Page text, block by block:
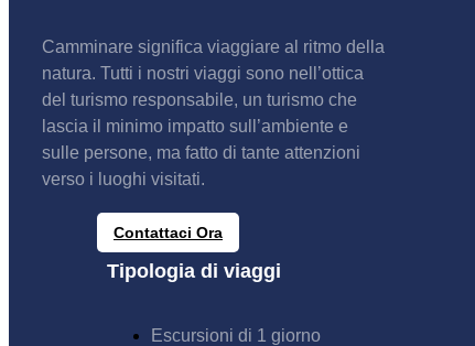
Camminare significa viaggiare al ritmo della
natura. Tutti i nostri viaggi sono nell’ottica
del turismo responsabile, un turismo che
lascia il minimo impatto sull’ambiente e
sulle persone, ma fatto di tante attenzioni
verso i luoghi visitati.
Contattaci Ora
Tipologia di viaggi
Escursioni di 1 giorno